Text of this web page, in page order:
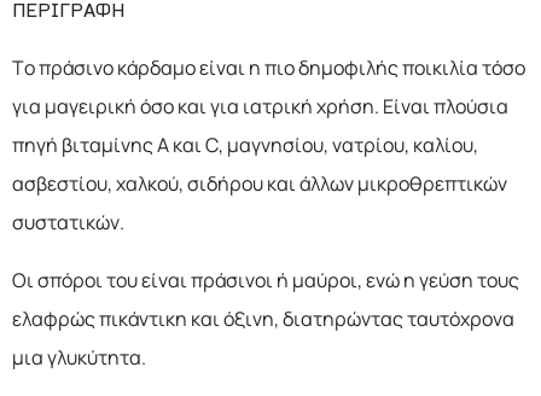
300 γραμμάρια
500 γραμμάρια
ΠΕΡΙΓΡΑΦΗ
Το πράσινο κάρδαμο είναι η πιο δημοφιλής ποικιλία τόσο
για μαγειρική όσο και για ιατρική χρήση. Είναι πλούσια
πηγή βιταμίνης Α και C, μαγνησίου, νατρίου, καλίου,
ασβεστίου, χαλκού, σιδήρου και άλλων μικροθρεπτικών
συστατικών.
Οι σπόροι του είναι πράσινοι ή μαύροι, ενώ η γεύση τους
ελαφρώς πικάντικη και όξινη, διατηρώντας ταυτόχρονα
μια γλυκύτητα.